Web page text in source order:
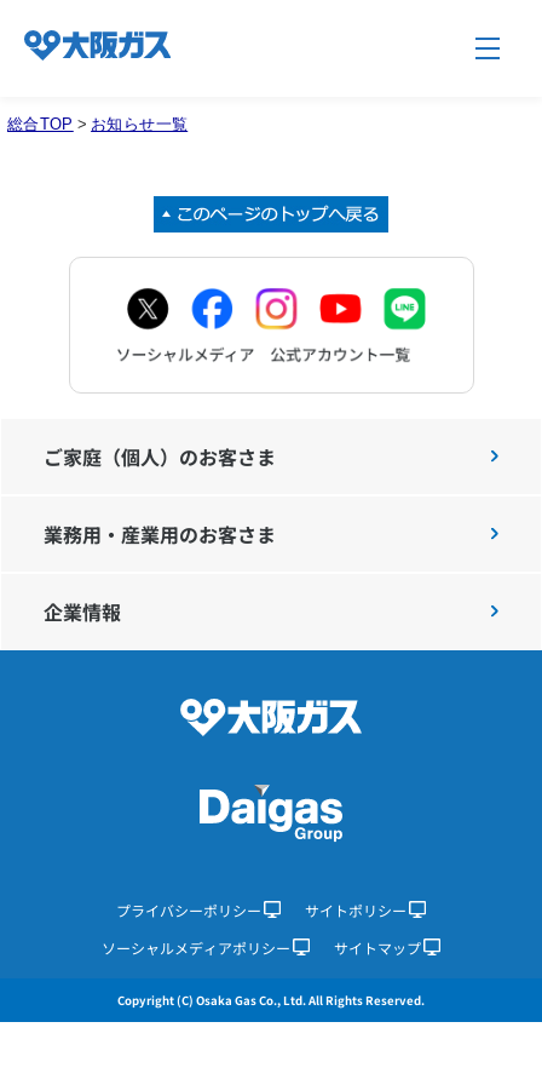
企業情報
業務用・産業用のお客さま
企業情報TOP
企業/グループについて
社会貢献
技術開発
サステナビリティ
IR情報
プレスリリース
総合TOP > お知らせ一覧
ご家庭（個人）のお客さま
業務用・産業用のお客さま
企業情報
プライバシーポリシー
サイトポリシー
ソーシャルメディアポリシー
サイトマップ
Copyright (C) Osaka Gas Co., Ltd. All Rights Reserved.